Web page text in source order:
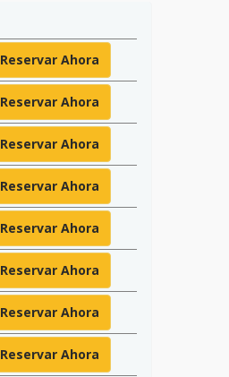
Reservar Ahora
Reservar Ahora
Reservar Ahora
Reservar Ahora
Reservar Ahora
Reservar Ahora
Reservar Ahora
Reservar Ahora